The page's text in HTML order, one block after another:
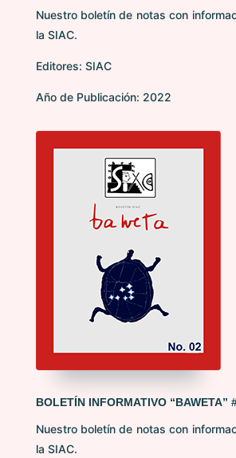
Nuestro boletín de notas con
la SIAC.
Editores: SIAC
Año de Publicación: 2022
BOLETÍN INFORMATIVO “BAWETA”
Nuestro boletín de notas con
la SIAC.